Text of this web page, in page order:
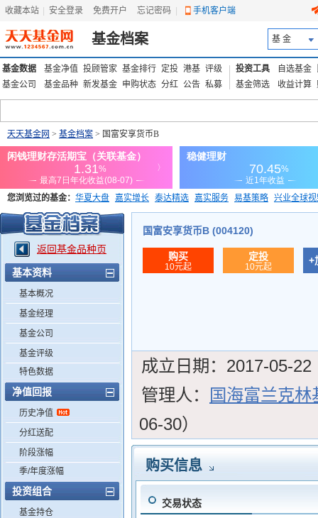
收藏本站 安全登录 免费开户 忘记密码 手机客户端
基金档案 基 金
基金数据 基金净值 投顾管家 基金排行 定投 港基 评级
基金公司
基金品种 新发基金 申购状态 分红 公告 私募
投资工具 自选基金
基金筛选
收益计算
天天基金网 > 基金档案 > 国富安享货币B
您浏览过的基金： 华夏大盘 嘉实增长 泰达精选 嘉实服务 易基策略 兴业全球
添富优势 华安宏利 上证180价值ETF
返回基金品种页
基本资料
基本概况
基金经理
基金公司
基金评级
特色数据
净值回报
历史净值
分红送配
阶段涨幅
季/年度涨幅
投资组合
基金持仓
国富安享货币B (004120)
购买
10元起
定投
10元起
+
成立日期： 2017-05-22
管理人：
国海富兰克林
06-30）
购买信息
交易状态